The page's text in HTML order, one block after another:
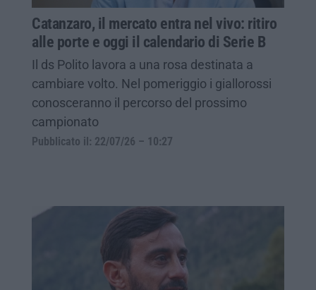
Catanzaro, il mercato entra nel vivo: ritiro
alle porte e oggi il calendario di Serie B
Il ds Polito lavora a una rosa destinata a
cambiare volto. Nel pomeriggio i giallorossi
conosceranno il percorso del prossimo
campionato
Pubblicato il: 22/07/26 – 10:27